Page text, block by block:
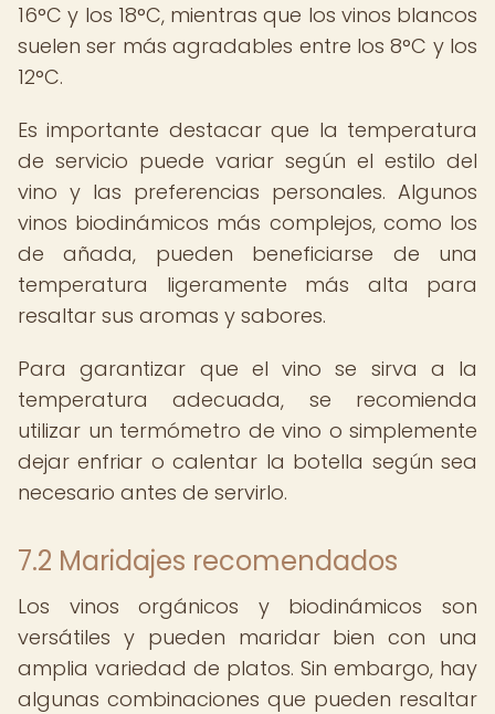
16°C y los 18°C, mientras que los vinos blancos
suelen ser más agradables entre los 8°C y los
12°C.
Es importante destacar que la temperatura
de servicio puede variar según el estilo del
vino y las preferencias personales. Algunos
vinos biodinámicos más complejos, como los
de añada, pueden beneficiarse de una
temperatura ligeramente más alta para
resaltar sus aromas y sabores.
Para garantizar que el vino se sirva a la
temperatura adecuada, se recomienda
utilizar un termómetro de vino o simplemente
dejar enfriar o calentar la botella según sea
necesario antes de servirlo.
7.2 Maridajes recomendados
Los vinos orgánicos y biodinámicos son
versátiles y pueden maridar bien con una
amplia variedad de platos. Sin embargo, hay
algunas combinaciones que pueden resaltar